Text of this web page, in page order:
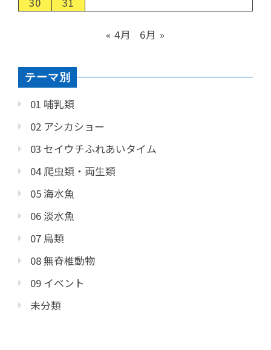
« 4月 6月 »
テーマ別
01 哺乳類
02 アシカショー
03 セイウチふれあいタイム
04 爬虫類・両生類
05 海水魚
06 淡水魚
07 鳥類
08 無脊椎動物
09 イベント
未分類